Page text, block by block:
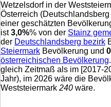
Wetzelsdorf in der
Österreich
einer geschätzten
ist3,0%% von der Stainz
der Deutschlandsberg bezirk
Steiermark Bevölkerung und
österreichischen Bevölkerung
gleich Zeitmaß als im [2017-
Jahr), im 2026 wäre die
Weststeiermark 240 wäre.